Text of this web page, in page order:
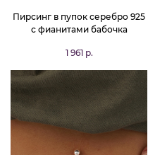
Пирсинг в пупок серебро 925
с фианитами бабочка
1 961 р.